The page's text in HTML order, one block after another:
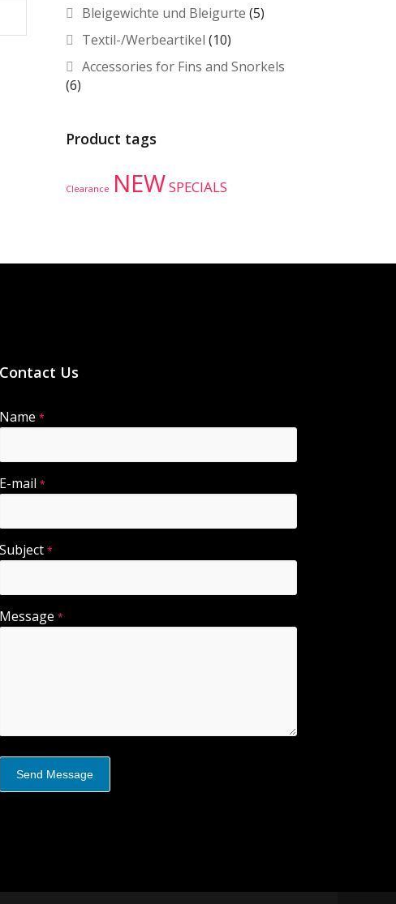
Bleigewichte und Bleigurte (5)
Textil-/Werbeartikel (10)
Accessories for Fins and Snorkels
(6)
Product tags
Clearance NEWSPECIALS
Contact Us
Name*
E-mail*
Subject*
Message*